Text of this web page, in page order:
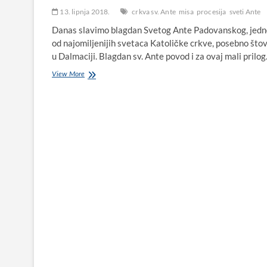
13. lipnja 2018. crkva sv. Ante misa procesija sveti Ante
Danas slavimo blagdan Svetog Ante Padovanskog,
od najomiljenijih svetaca Katoličke crkve, posebno
u Dalmaciji. Blagdan sv. Ante povod i za ovaj mali
View MoreCrkva